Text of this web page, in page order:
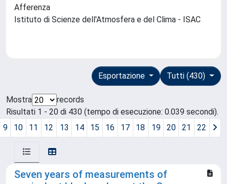
Afferenza
Istituto di Scienze dell'Atmosfera e del Clima - ISAC
Tutti (430)
Esportazione
Mostra
records
Risultati 1 - 20 di 430 (tempo di esecuzione: 0.039 secondi).
9
10 11 12 13 14 15 16 17 18 19 20 21 22
Seven years of measurements of